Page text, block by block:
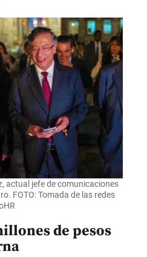
actual jefe de comunicaciones
FOTO: Tomada de las redes
de pesos